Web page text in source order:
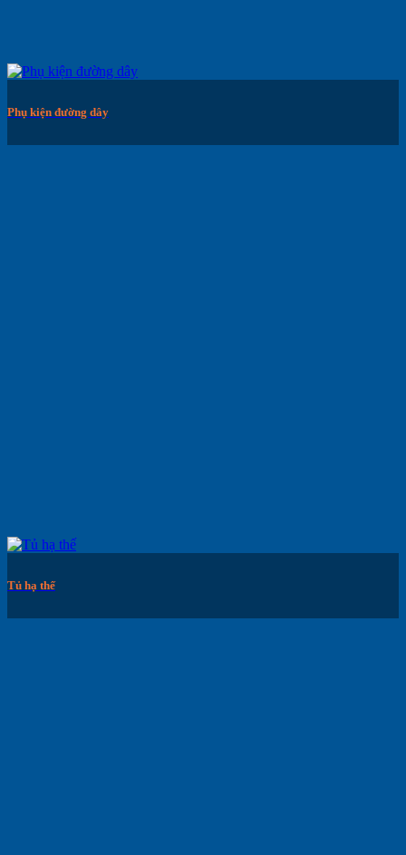
Phụ kiện đường dây
Tủ hạ thế